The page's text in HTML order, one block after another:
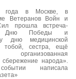
в Москве, в
Ветеранов Войн и
прошла встреча-
Дню Победы и
дню медицинской
сестра, ещё
народа».
написала